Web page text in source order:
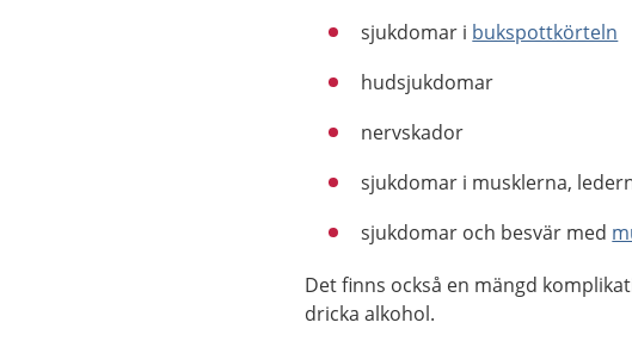
sjukdomar i bukspottkörteln
hudsjukdomar
nervskador
sjukdomar i musklerna,
sjukdomar och besvär med
Det finns också en mängd
dricka alkohol.